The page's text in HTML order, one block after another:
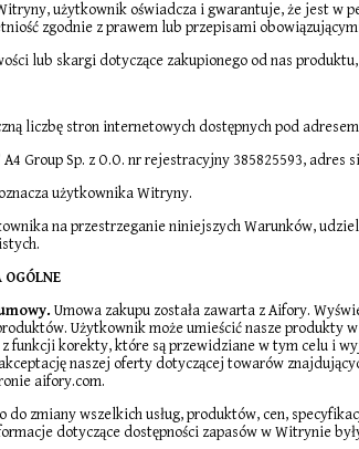
użytkownik oświadcza i gwarantuje, że jest w
zgodnie z prawem lub przepisami
lub skargi dotyczące zakupionego od nas
liczbę stron internetowych dostępnych pod adresem
A4 Group Sp. z O.O. nr rejestracyjny 385825593, adres
oznacza użytkownika Witryny.
na przestrzeganie niniejszych Warunków,
Umowa zakupu została zawarta z Aifory.
Użytkownik może umieścić nasze produkty
funkcji korekty, które są przewidziane w tym celu i
naszej oferty dotyczącej towarów
aifory.com.
do zmiany wszelkich usług, produktów, cen,
dotyczące dostępności zapasów w Witrynie